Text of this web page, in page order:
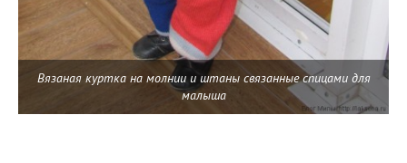
Вязаная куртка на молнии и штаны связанные спицами для
малыша